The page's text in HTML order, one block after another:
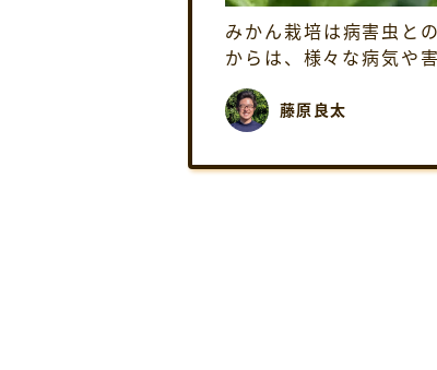
みかん栽培は病害虫と
からは、様々な病気や
本当に無数の被害が
をすればよい […]
藤原良太